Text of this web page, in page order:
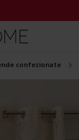
confezionate